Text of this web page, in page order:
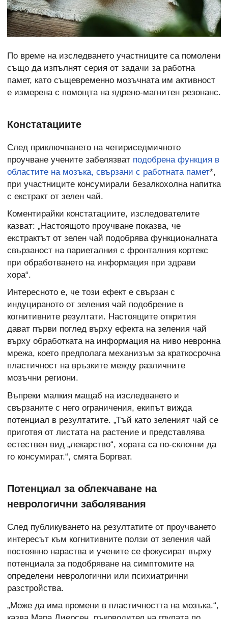
По време на изследването участниците са помолени
също да изпълнят серия от задачи за работна
памет, като същевременно мозъчната им активност
е измерена с помощта на ядрено-магнитен резонанс.
Констатациите
След приключването на четириседмичното
проучване учените забелязват подобрена функция в
областите на мозъка, свързани с работната памет*,
при участниците консумирали безалкохолна напитка
с екстракт от зелен чай.
Коментирайки констатациите, изследователите
казват: „Настоящото проучване показва, че
екстрактът от зелен чай подобрява функционалната
свързаност на париеталния с фронталния кортекс
при обработването на информация при здрави
хора“.
Интересното е, че този ефект е свързан с
индуцираното от зеления чай подобрение в
когнитивните резултати. Настоящите открития
дават първи поглед върху ефекта на зеления чай
върху обработката на информация на ниво невронна
мрежа, което предполага механизъм за краткосрочна
пластичност на връзките между различните
мозъчни региони.
Въпреки малкия мащаб на изследването и
свързаните с него ограничения, екипът вижда
потенциал в резултатите. „Тъй като зеленият чай се
приготвя от листата на растение и представлява
естествен вид „лекарство“, хората са по-склонни да
го консумират.“, смята Боргват.
Потенциал за облекчаване на
неврологични заболявания
След публикуването на резултатите от проучването
интересът към когнитивните ползи от зеления чай
постоянно нараства и учените се фокусират върху
потенциала за подобряване на симптомите на
определени неврологични или психиатрични
разстройства.
„Може да има промени в пластичността на мозъка.“,